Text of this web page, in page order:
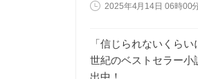
2025年4月14日 06時00
「信じられないくら
世紀のベストセラー小
出中！